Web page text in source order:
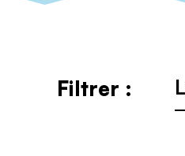
Filtrer :
: